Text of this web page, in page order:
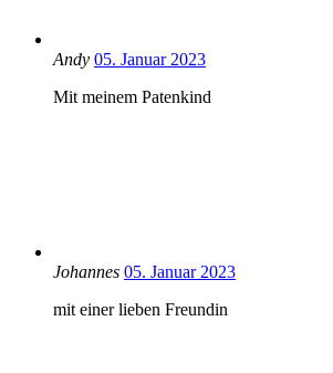
Andy 05. Januar 2023
Mit meinem Patenkind
Johannes 05. Januar 2023
mit einer lieben Freundin